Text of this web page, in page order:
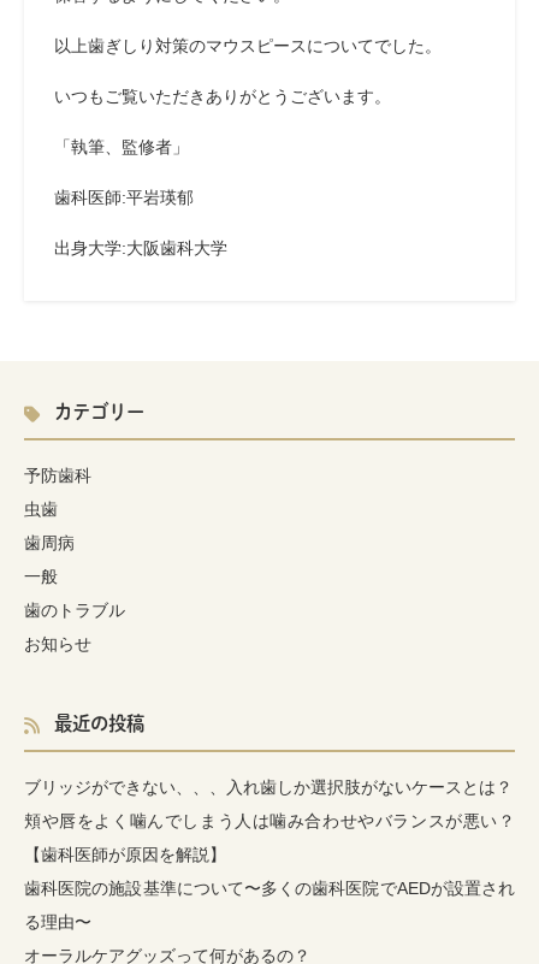
以上歯ぎしり対策のマウスピースについてでした。
いつもご覧いただきありがとうございます。
「執筆、監修者」
歯科医師:平岩瑛郁
出身大学:大阪歯科大学
カテゴリー
予防歯科
虫歯
歯周病
一般
歯のトラブル
お知らせ
最近の投稿
ブリッジができない、、、入れ歯しか選択肢がないケースとは？
頬や唇をよく噛んでしまう人は噛み合わせやバランスが悪い？
【歯科医師が原因を解説】
歯科医院の施設基準について〜多くの歯科医院でAEDが設置され
る理由〜
オーラルケアグッズって何があるの？